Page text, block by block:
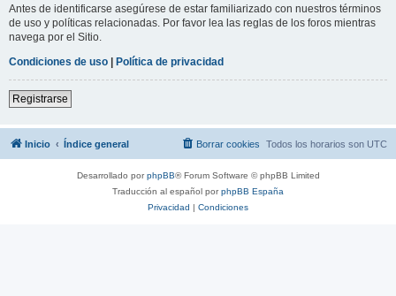
Antes de identificarse asegúrese de estar familiarizado con nuestros términos
de uso y políticas relacionadas. Por favor lea las reglas de los foros mientras
navega por el Sitio.
Condiciones de uso | Política de privacidad
Registrarse
Inicio Índice general Todos los horarios son UTC
Borrar cookies
Desarrollado porphpBB® Forum Software © phpBB Limited
Traducción al español porphpBB España
Privacidad | Condiciones